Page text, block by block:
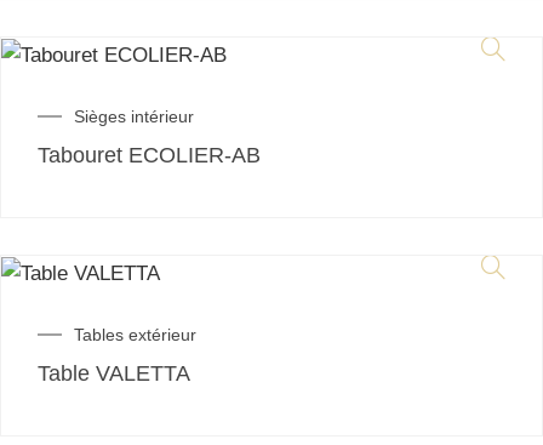
Sièges intérieur
Tabouret ECOLIER-AB
Tables extérieur
Table VALETTA